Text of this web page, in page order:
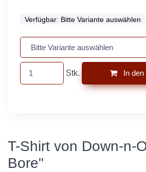
Verfügbar: Bitte Variante auswählen
Stk. In
T-Shirt von Down-n-
Bore"